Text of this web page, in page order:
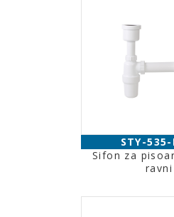
STY-
Sifon za
ravni